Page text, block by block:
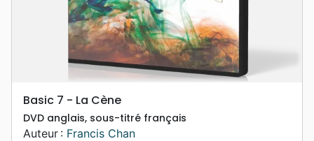
Basic 7 - La Cène
DVD anglais, sous-titré français
Auteur : Francis Chan